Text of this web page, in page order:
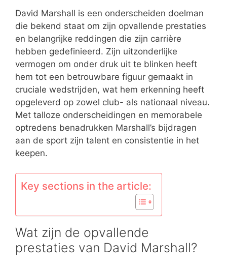
David Marshall is een onderscheiden doelman
die bekend staat om zijn opvallende prestaties
en belangrijke reddingen die zijn carrière
hebben gedefinieerd. Zijn uitzonderlijke
vermogen om onder druk uit te blinken heeft
hem tot een betrouwbare figuur gemaakt in
cruciale wedstrijden, wat hem erkenning heeft
opgeleverd op zowel club- als nationaal niveau.
Met talloze onderscheidingen en memorabele
optredens benadrukken Marshall’s bijdragen
aan de sport zijn talent en consistentie in het
keepen.
Key sections in the article:
Wat zijn de opvallende
prestaties van David Marshall?